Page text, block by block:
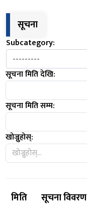
सूचना
Subcategory:
---------
सूचना मिति देखि:
सूचना मिति सम्म:
खोज्नुहोस्:
मिति सूचना विवरण